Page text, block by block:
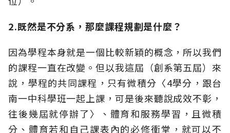
2.既然是不分系，那麼課程規劃是什麼？
因為學程本身就是一個比較新穎的概念，所以我們
的課程一直在改變。但以我這屆（創系第五屆）來
說，學程的共同課程，只有微積分〈4學分，跟台
南一中科學班一起上課，可是後來聽說成效不彰，
往後幾屆就停辦了〉、體育和服務學習，且微積
分、體育若和自己課表內的必修衝堂，就可以不